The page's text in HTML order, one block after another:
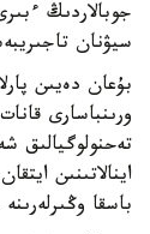
سيۋنان
بۇعان دەيىن
تەحنولوگيالىق
اينالاتىنىن
باسقا